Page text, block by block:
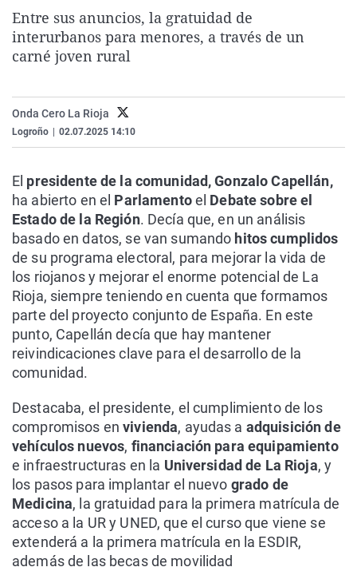
La rosa de los vientos
Gente viajera
Caso
Retornados
Operación Viuda
Extremadura
Galicia
Navarra
Virales
Televisión
Entre sus anuncios, la gratuidad de
interurbanos para menores, a través de un
carné joven rural
Onda Cero La Rioja
Logroño 02.07.2025 14:10
El presidente de la comunidad, Gonzalo Capellán,
ha abierto en el Parlamentoel Debate sobre el
Estado de la Región. Decía que, en un análisis
basado en datos, se van sumando hitos cumplidos
de su programa electoral, para mejorar la vida de
los riojanos y mejorar el enorme potencial de La
Rioja, siempre teniendo en cuenta que formamos
parte del proyecto conjunto de España. En este
punto, Capellán decía que hay mantener
reivindicaciones clave para el desarrollo de la
comunidad.
Destacaba, el presidente, el cumplimiento de los
compromisos en vivienda, ayudas a adquisición de
vehículos nuevos, financiación para equipamiento
e infraestructuras en la Universidad de La Rioja, y
los pasos para implantar el nuevo grado de
Medicina, la gratuidad para la primera matrícula de
acceso a la UR y UNED, que el curso que viene se
extenderá a la primera matrícula en la ESDIR,
además de las becas de movilidad